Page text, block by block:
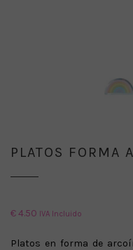
PLATOS FORMA
€4.50 IVA Incluido
Platos en forma de